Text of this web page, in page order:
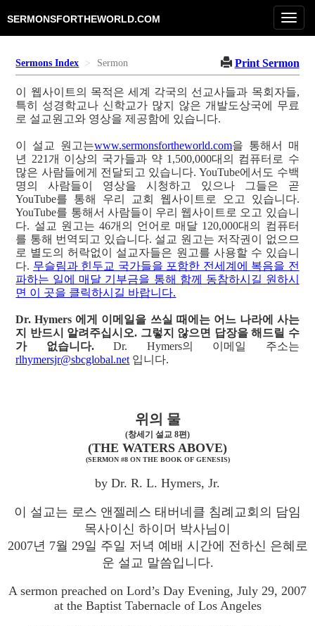
SERMONSFORTHEWORLD.COM
Sermons Index Sermon Print Sermon
이 웹사이트의 목적은 세계 각국의 선교사들과 목회자들,
특히 성경학교나 신학교가 많지 않은 개발도상국에 무료
로 설교원고와 영상을 제공함에 있습니다.
이 설교 원고는www.sermonsfortheworld.com을 통해서 매
년 221개 이상의 국가들과 약 1,500,000대의 컴퓨터로 수
많은 사람들에게 전달되고 있습니다. YouTube에서도 수백
명의 사람들이 영상을 시청하고 있으나 그들은 곧
YouTube를 통해 우리 교회 웹사이트로 오고 있습니다.
YouTube를 통해서 사람들이 우리 웹사이트로 오고 있습니
다. 설교 원고는 46개의 언어로 매달 120,000대의 컴퓨터
를 통해 번역되고 있습니다. 설교 원고는 저작권이 없으므
로 별도의 허락없이 설교자들은 원고를 사용할 수 있습니
다. 무슬림과 힌두교 국가들을 포함한 전세계에 복음을 전
파하는 일에 매달 기부금을 통해 함께 동참하시길 원하시
면 이 곳을 클릭하시길 바랍니다.
Dr. Hymers 에게 이메일을 쓰실 때에는 어느 나라에 사는
지 반드시 알려주십시오. 그렇지 않으면 답장을 해드릴 수
가 없습니다.Dr. Hymers의 이메일 주소는
rlhymersjr@sbcglobal.net 입니다.
위의 물
(창세기 설교 8편)
(THE WATERS ABOVE)
(SERMON #8 ON THE BOOK OF GENESIS)
by Dr. R. L. Hymers, Jr.
이 설교는 로스 앤젤레스 태버네클 침례교회의 담임
목사이신 하이머 박사님이
2007년 7월 29일 주일 저녁 예배 시간에 전하신 은혜로
운 설교 말씀입니다.
A sermon preached on Lord’s Day Evening, July 29, 2007
at the Baptist Tabernacle of Los Angeles